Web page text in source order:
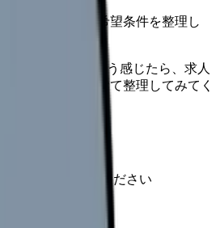
さんへ。まずは希望条件を整理し
。
いいのかな...」そう感じたら、求人
たい不安を分けて整理してみてく
情報を確認してください